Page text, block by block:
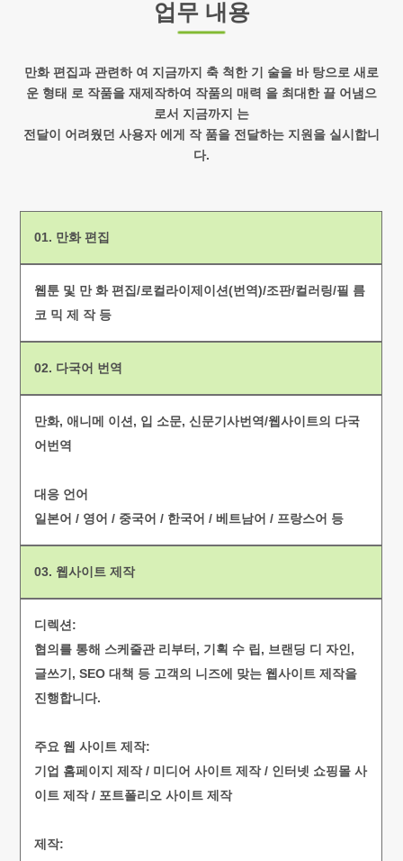
업무 내용
만화 편집과 관련하 여 지금까지 축 척한 기 술을 바 탕으로 새로
운 형태 로 작품을 재제작하여 작품의 매력 을 최대한 끌 어냄으
로서 지금까지 는
전달이 어려웠던 사용자 에게 작 품을 전달하는 지원을 실시합니
다.
01. 만화 편집
웹툰 및 만 화 편집/로컬라이제이션(번역)/조판/컬러링/필 름
코 믹 제 작 등
02. 다국어 번역
만화, 애니메 이션, 입 소문, 신문기사번역/웹사이트의 다국
어번역
대응 언어
일본어 / 영어 / 중국어 / 한국어 / 베트남어 / 프랑스어 등
03. 웹사이트 제작
디렉션:
협의를 통해 스케줄관 리부터, 기획 수 립, 브랜딩 디 자인,
글쓰기, SEO 대책 등 고객의 니즈에 맞는 웹사이트 제작을
진행합니다.
주요 웹 사이트 제작:
기업 홈페이지 제작 / 미디어 사이트 제작 / 인터넷 쇼핑몰 사
이트 제작 / 포트폴리오 사이트 제작
제작: